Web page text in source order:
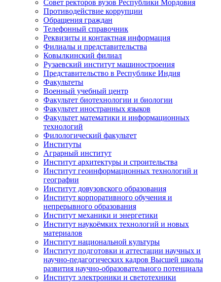
Совет ректоров вузов Республики Мордовия
Противодействие коррупции
Обращения граждан
Телефонный справочник
Реквизиты и контактная информация
Филиалы и представительства
Ковылкинский филиал
Рузаевский институт машиностроения
Представительство в Республике Индия
Факультеты
Военный учебный центр
Факультет биотехнологии и биологии
Факультет иностранных языков
Факультет математики и информационных
технологий
Филологический факультет
Институты
Аграрный институт
Институт архитектуры и строительства
Институт геоинформационных технологий и
географии
Институт довузовского образования
Институт корпоративного обучения и
непрерывного образования
Институт механики и энергетики
Институт наукоёмких технологий и новых
материалов
Институт национальной культуры
Институт подготовки и аттестации научных и
научно-педагогических кадров Высшей школы
развития научно-образовательного потенциала
Институт электроники и светотехники